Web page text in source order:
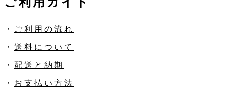
・ ご利用の流れ
・ 送料について
・ 配送と納期
・ お支払い方法